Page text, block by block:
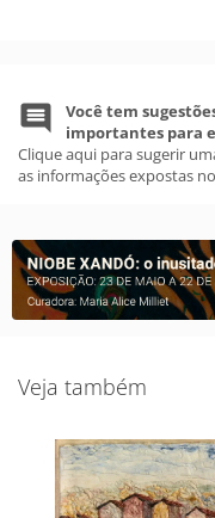
Você tem
importantes para
Clique aqui para sugerir
as informações expostas
Veja também